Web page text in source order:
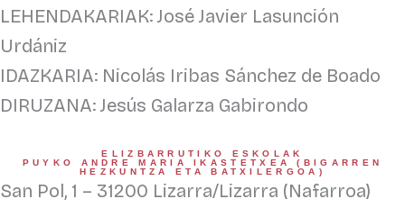
LEHENDAKARIAK: José Javier Lasunción
Urdániz
IDAZKARIA: Nicolás Iribas Sánchez de Boado
DIRUZANA: Jesús Galarza Gabirondo
ELIZBARRUTIKO ESKOLAK
PUYKO ANDRE MARIA IKASTETXEA (BIGARREN
HEZKUNTZA ETA BATXILERGOA)
San Pol, 1 – 31200 Lizarra/Lizarra (Nafarroa)